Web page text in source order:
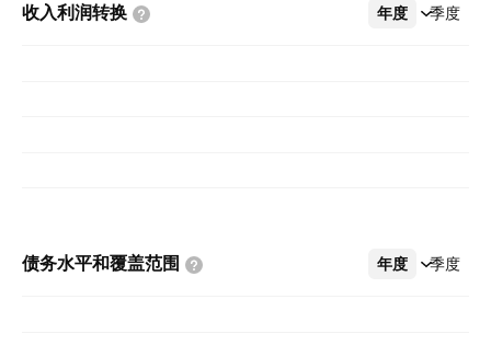
收入利润转换 年度 季度
更多
债务水平和覆盖范围 年度 季度
更多